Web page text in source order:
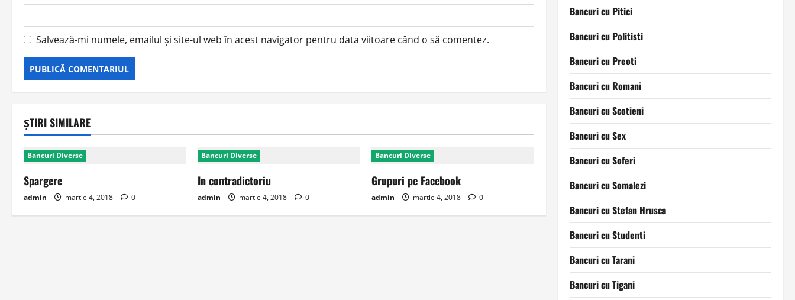
Salvează-mi numele, emailul și site-ul web în acest navigator pentru data viitoare când o să comentez.
ȘTIRI SIMILARE
Bancuri Diverse
Spargere
admin martie 4, 2018 0
Bancuri Diverse
In contradictoriu
admin martie 4, 2018 0
Bancuri Diverse
Grupuri pe Facebook
admin martie 4, 2018 0
Bancuri cu Pitici
Bancuri cu Politisti
Bancuri cu Preoti
Bancuri cu Romani
Bancuri cu Scotieni
Bancuri cu Sex
Bancuri cu Soferi
Bancuri cu Somalezi
Bancuri cu Stefan Hrusca
Bancuri cu Studenti
Bancuri cu Tarani
Bancuri cu Tigani